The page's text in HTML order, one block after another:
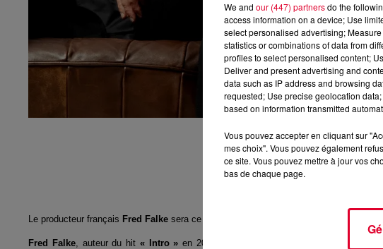
Le producteur français Fred Falke sera ce soir l'invité d'
Fred Falke, auteur du hit « Intro » en 2000, est désormais en duo avec son
We and our (447) partnersdo the
access information on a device; Use
select personalised advertising;
statistics or combinations of data from
profiles to select personalised content;
Deliver and present advertising and
data such as IP address and browsing
requested; Use precise geolocation
based on information transmitted
Vous pouvez accepter en cliquant sur
mes choix". Vous pouvez également
ce site. Vous pouvez mettre à jour vos
bas de chaque page.